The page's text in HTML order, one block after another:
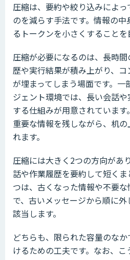
圧縮は、要約や絞り込みによ
のを減らす手法です。情報の
るトークンを小さくすることを
圧縮が必要になるのは、長時
歴や実行結果が積み上がり、
が埋まってしまう場面です。一
ジェント環境では、長い会話
する仕組みが用意されています
重要な情報を残しながら、机
れます。
圧縮には大きく2つの方向があ
話や作業履歴を要約して短く
つは、古くなった情報や不要
で、古いメッセージから順に
該当します。
どちらも、限られた容量のな
けるための工夫です。なお、